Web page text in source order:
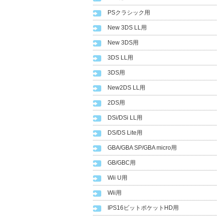
PSクラシック用
New 3DS LL用
New 3DS用
3DS LL用
3DS用
New2DS LL用
2DS用
DSi/DSi LL用
DS/DS Lite用
GBA/GBA SP/GBA micro用
GB/GBC用
Wii U用
Wii用
IPS16ビットポケットHD用